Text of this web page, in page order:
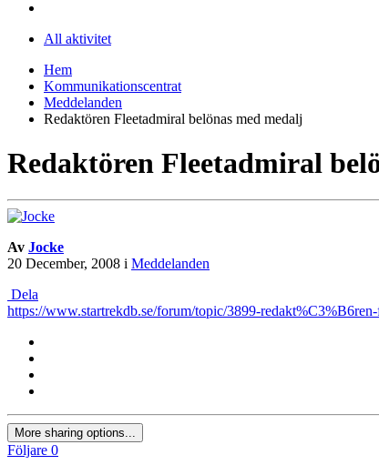
All aktivitet
Hem
Kommunikationscentrat
Meddelanden
Redaktören Fleetadmiral belönas med medalj
Redaktören Fleetadmiral
Av Jocke
20 December, 2008 i Meddelanden
Dela
https://www.startrekdb.se/forum/topic/3899-
More sharing options...
Följare 0